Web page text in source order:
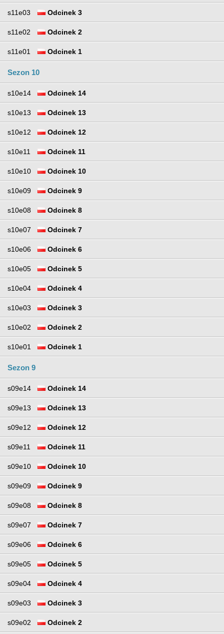
s11e03 Odcinek 3
s11e02 Odcinek 2
s11e01 Odcinek 1
Sezon 10
s10e14 Odcinek 14
s10e13 Odcinek 13
s10e12 Odcinek 12
s10e11 Odcinek 11
s10e10 Odcinek 10
s10e09 Odcinek 9
s10e08 Odcinek 8
s10e07 Odcinek 7
s10e06 Odcinek 6
s10e05 Odcinek 5
s10e04 Odcinek 4
s10e03 Odcinek 3
s10e02 Odcinek 2
s10e01 Odcinek 1
Sezon 9
s09e14 Odcinek 14
s09e13 Odcinek 13
s09e12 Odcinek 12
s09e11 Odcinek 11
s09e10 Odcinek 10
s09e09 Odcinek 9
s09e08 Odcinek 8
s09e07 Odcinek 7
s09e06 Odcinek 6
s09e05 Odcinek 5
s09e04 Odcinek 4
s09e03 Odcinek 3
s09e02 Odcinek 2